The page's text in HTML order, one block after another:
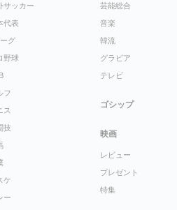
サッカー
代表
グ
野球
フ
ス
技
ケ
ー
芸能総合
音楽
韓流
グラビア
テレビ
ゴシップ
映画
レビュー
プレゼント
特集